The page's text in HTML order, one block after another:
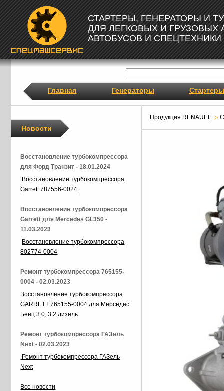
СТАРТЕРЫ, ГЕНЕРАТОРЫ И
ДЛЯ ЛЕГКОВЫХ И ГРУЗОВЫХ
АВТОБУСОВ И СПЕЦТЕХНИКИ
Главная Генераторы Стартеры
Продукция RENAULT
Новости
Восстановление турбокомпрессора
для Форд Транзит - 18.01.2024
Восстановление турбокомпрессора
Garrett 787556-0024
Восстановление турбокомпрессора
Garrett для Mercedes GL350 -
11.03.2023
Восстановление турбокомпрессора
802774-0004
Ремонт турбокомпрессора 765155-
0004 - 02.03.2023
Восстановление турбокомпрессора
GARRETT 765155-0004 для Мерседес
Бенц 3.0, 3.2 дизель
Ремонт турбокомпрессора ГАЗель
Next - 02.03.2023
Ремонт турбокомпрессора ГАЗель
Next
Все новости